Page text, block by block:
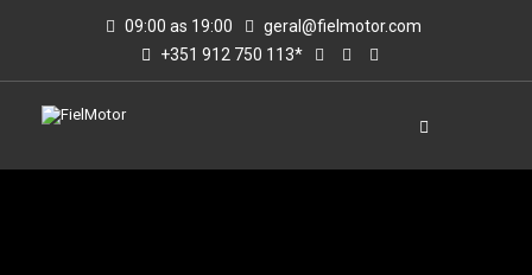
09:00 as 19:00
geral@fielmotor.com
+351 912 750 113*